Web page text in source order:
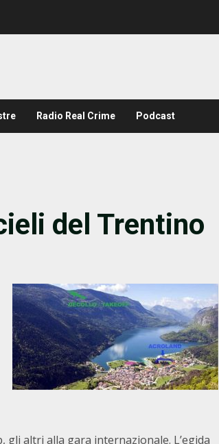
Radio Real Crime Podcast
del Trentino
altri alla gara internazionale. L’egida